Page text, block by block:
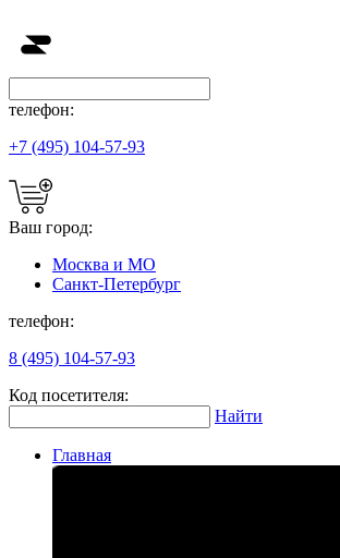
телефон:
+7 (495) 104-57-93
Ваш город:
Москва и МО
Санкт-Петербург
телефон:
8 (495) 104-57-93
Код посетителя:
Найти
Главная